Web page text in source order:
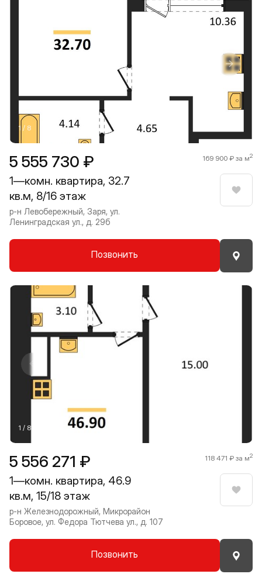
5 555 730 ₽ 169 900 ₽ за м2
1—комн. квартира, 32.7
кв.м, 8/16 этаж
р-н Левобережный, Заря, ул.
Ленинградская ул., д. 29б
Позвонить
1 / 8
5 556 271 ₽ 118 471 ₽ за м2
1—комн. квартира, 46.9
кв.м, 15/18 этаж
р-н Железнодорожный, Микрорайон
Боровое, ул. Федора Тютчева ул., д. 107
Позвонить
1 / 8